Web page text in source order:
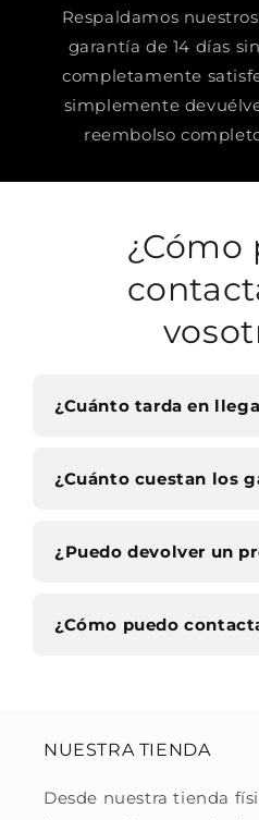
Respaldamos
garantía de 14 días
completamente
simplemente
reembolso
¿Cómo
¿Cuánto tarda en
¿Cuánto cuestan los
¿Puedo devolver un
¿Cómo puedo
NUESTRA TIENDA
Desde nuestra tienda